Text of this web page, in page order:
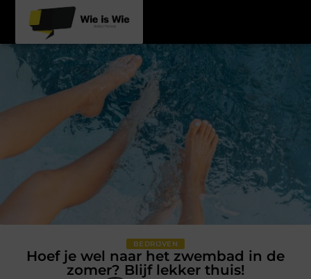
BEDRIJVEN
Hoef je wel naar het zwembad in de
zomer? Blijf lekker thuis!